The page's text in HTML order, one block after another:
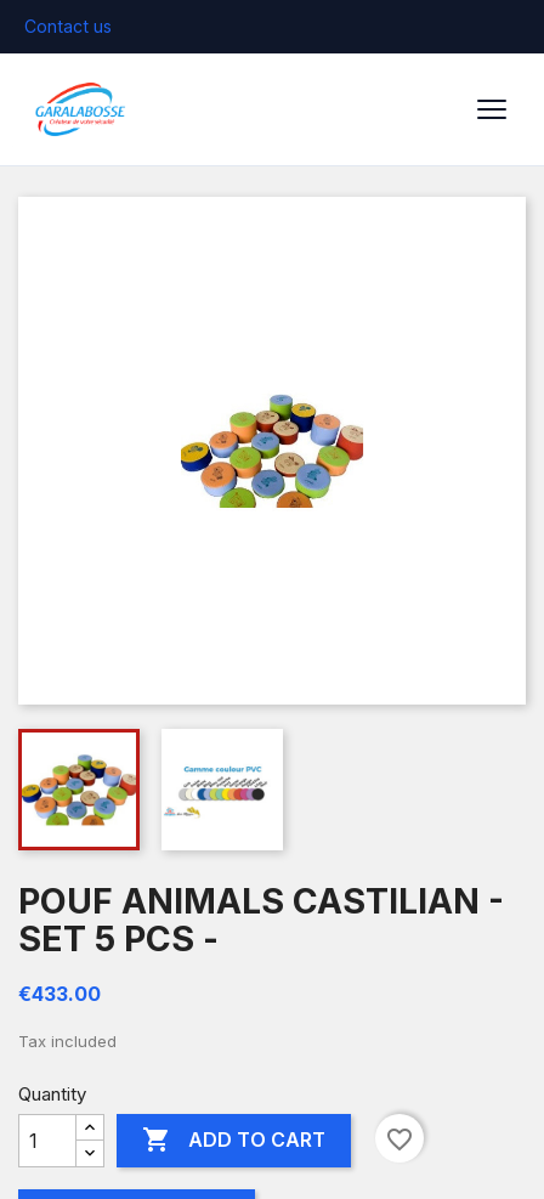
Contact us
POUF ANIMALS CASTILIAN -
SET 5 PCS -
€433.00
Tax included
Quantity
 ADD TO CART favorite_border